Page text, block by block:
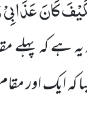
كَانَ
ہے کہ
ایک اور